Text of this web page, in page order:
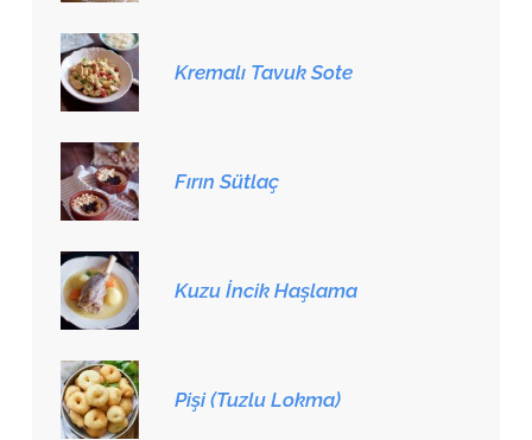
Kremalı Tavuk Sote
Fırın Sütlaç
Kuzu İncik Haşlama
Pişi (Tuzlu Lokma)